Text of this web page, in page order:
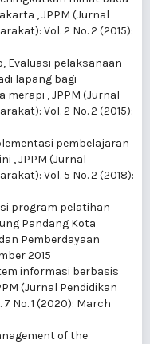
,JPPM (Jurnal
Vol. 2 No. 2 (2015):
Evaluasi pelaksanaan
lapang bagi
merapi ,JPPM (Jurnal
Vol. 2 No. 2 (2015):
pembelajaran
,JPPM (Jurnal
Vol. 5 No. 2 (2018):
program pelatihan
Pandang Kota
Pemberdayaan
2015
informasi berbasis
(Jurnal Pendidikan
No. 1 (2020): March
of the